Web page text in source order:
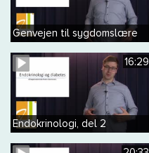
Genvejen til sygdomslære
16:29
Endokrinologi, del 2